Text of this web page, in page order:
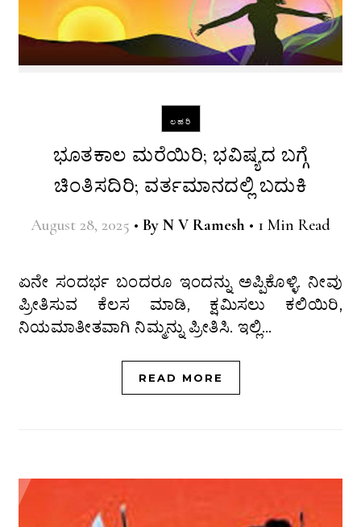
ಲಹರಿ
ಭೂತಕಾಲ ಮರೆಯಿರಿ; ಭವಿಷ್ಯದ ಬಗ್ಗೆ
ಚಿಂತಿಸದಿರಿ; ವರ್ತಮಾನದಲ್ಲಿ ಬದುಕಿ
August 28, 2025 • By N V Ramesh • 1 Min Read
ಏನೇ ಸಂದರ್ಭ ಬಂದರೂ ಇಂದನ್ನು ಅಪ್ಪಿಕೊಳ್ಳಿ. ನೀವು
ಪ್ರೀತಿಸುವ ಕೆಲಸ ಮಾಡಿ, ಕ್ಷಮಿಸಲು ಕಲಿಯಿರಿ,
ನಿಯಮಾತೀತವಾಗಿ ನಿಮ್ಮನ್ನು ಪ್ರೀತಿಸಿ. ಇಲ್ಲಿ…
READ MORE